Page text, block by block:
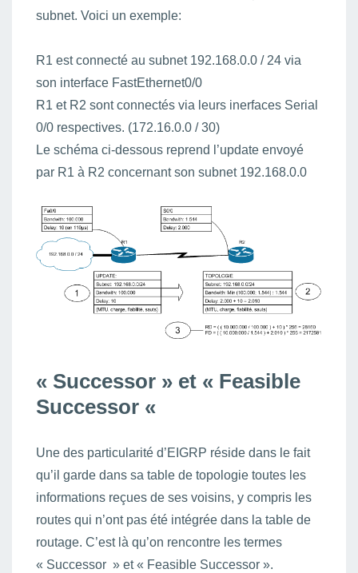
subnet. Voici un exemple:
R1 est connecté au subnet 192.168.0.0 / 24 via
son interface FastEthernet0/0
R1 et R2 sont connectés via leurs inerfaces Serial
0/0 respectives. (172.16.0.0 / 30)
Le schéma ci-dessous reprend l’update envoyé
par R1 à R2 concernant son subnet 192.168.0.0
« Successor » et « Feasible
Successor «
Une des particularité d’EIGRP réside dans le fait
qu’il garde dans sa table de topologie toutes les
informations reçues de ses voisins, y compris les
routes qui n’ont pas été intégrée dans la table de
routage. C’est là qu’on rencontre les termes
« Successor » et « Feasible Successor ».